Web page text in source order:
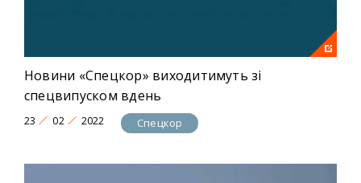
Новини «Спецкор» виходитимуть зі
спецвипуском вдень
23 02 2022 Спецкор